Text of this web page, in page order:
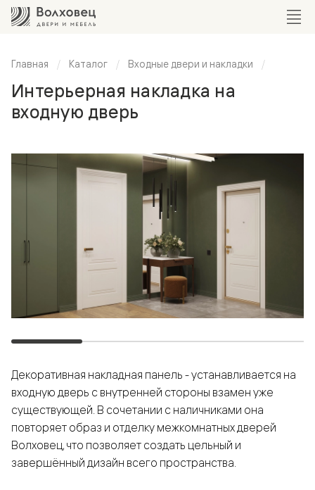
Главная Каталог Входные двери и накладки
Интерьерная накладка на
входную дверь
Декоративная накладная панель - устанавливается на
входную дверь с внутренней стороны взамен уже
существующей. В сочетании с наличниками она
повторяет образ и отделку межкомнатных дверей
Волховец, что позволяет создать цельный и
завершённый дизайн всего пространства.